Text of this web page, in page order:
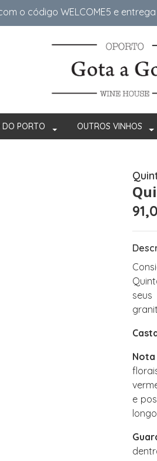
o código WELCOME5 e
DO PORTO OUTROS VINHOS
e